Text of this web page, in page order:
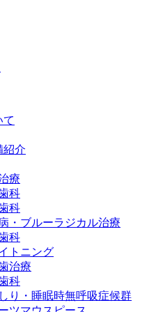
て
紹介
療
科
科
・ブルーラジカル治療
科
トニング
治療
科
り・睡眠時無呼吸症候群